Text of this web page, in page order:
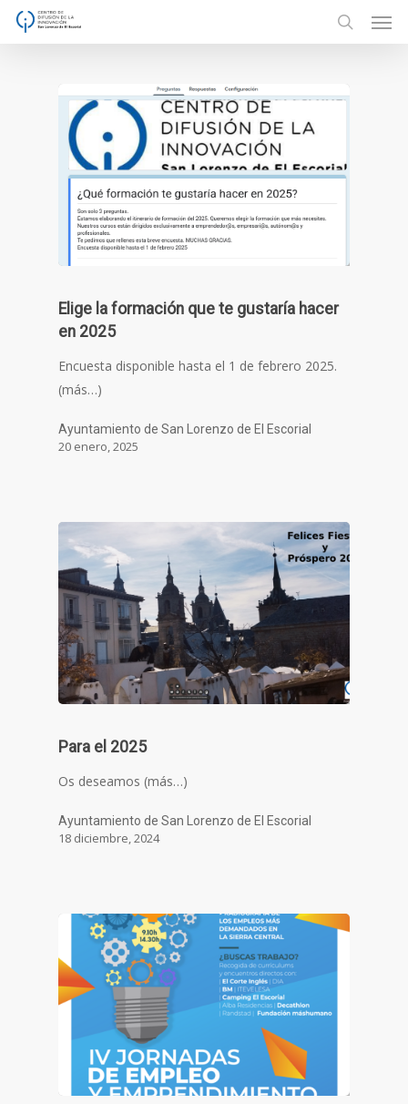
Skip
search
Elige la formación que te gustaría hacer
en 2025
Encuesta disponible hasta el 1 de febrero 2025.
(más…)
Ayuntamiento de San Lorenzo de El Escorial
20 enero, 2025
Para el 2025
Os deseamos (más…)
Ayuntamiento de San Lorenzo de El Escorial
18 diciembre, 2024